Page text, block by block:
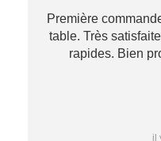
Première
table. Très
rapides. Bien
il